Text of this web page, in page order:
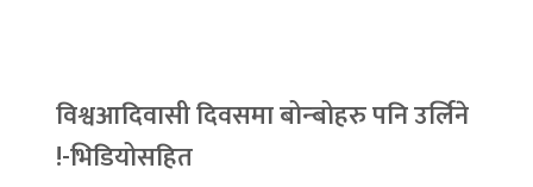
विश्वआदिवासी दिवसमा बोन्बोहरु पनि उर्लिने
!-भिडियोसहित